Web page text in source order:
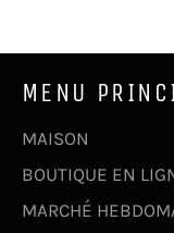
MENU
MAISON
BOUTIQUE EN
MARCHÉ